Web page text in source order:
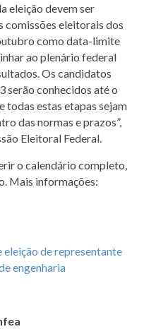
eleição devem ser
comissões eleitorais dos
como data-limite
ao plenário federal
Os candidatos
serão conhecidos até o
todas estas etapas sejam
das normas e prazos”,
Eleitoral Federal.
o calendário completo,
Mais informações:
eleição de representante
engenharia